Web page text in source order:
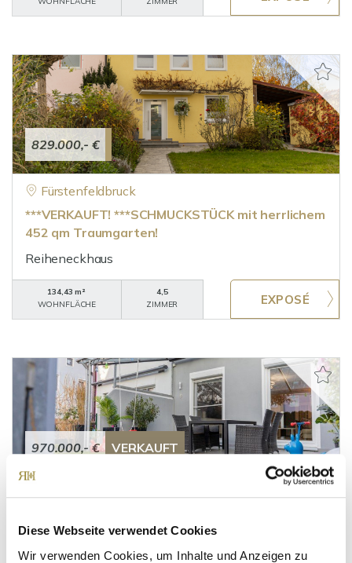
Diese Webseite verwendet Cookies
Wir verwenden Cookies, um Inhalte und Anzeigen zu
829.000,- €
Fürstenfeldbruck
***VERKAUFT! ***SCHMUCKSTÜCK mit herrlichem
452 qm Traumgarten!
Reiheneckhaus
134,43 m²
WOHNFLÄCHE
4,5
ZIMMER
970.000,- € VERKAUFT
Karlsfeld
Großzügiges, modernes Haus in
kinderfreundlichen Umgebung!